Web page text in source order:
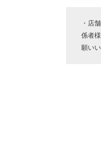
・店
係者
願い